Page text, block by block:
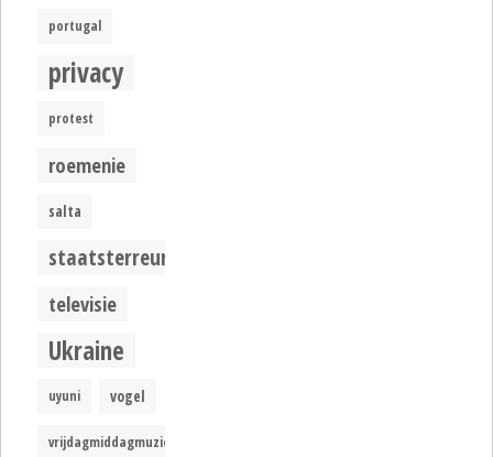
portugal
privacy
protest
roemenie
salta
staatsterreur
televisie
Ukraine
uyuni vogel
vrijdagmiddagmuziek